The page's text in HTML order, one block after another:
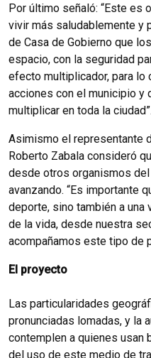
Por último señaló: “Este es
vivir más saludablemente y
de Casa de Gobierno que
espacio, con la seguridad
efecto multiplicador, para lo
acciones con el municipio y
multiplicar en toda la ciudad”.
Asimismo el representante
Roberto Zabala consideró
desde otros organismos
avanzando. “Es importante
deporte, sino también a
de la vida, desde nuestra
acompañamos este tipo de
El proyecto
Las particularidades
pronunciadas lomadas, y la
contemplen a quienes usan
del uso de este medio de